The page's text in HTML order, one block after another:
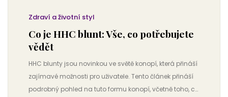
Zdraví a životní styl
Co je HHC blunt: Vše, co potřebujete
vědět
HHC blunty jsou novinkou ve světě konopí, která přináší
zajímavé možnosti pro uživatele. Tento článek přináší
podrobný pohled na tuto formu konopí, včetně toho, co